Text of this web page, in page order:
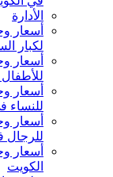
الأدارة
أسعار
لكبار
أسعار
أسعار
للنساء
أسعار
للرجال
أسعار
الكويت